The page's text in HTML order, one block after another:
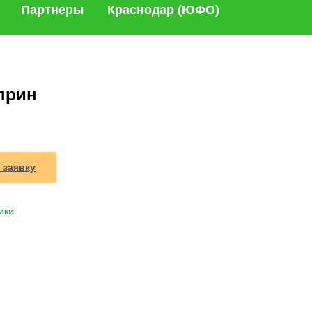
Партнеры
Краснодар (ЮФО)